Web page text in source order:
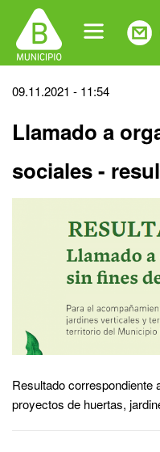
navigation
Back
top
09.11.2021 - 11:54
Llamado a
sociales -
Resultado correspondiente
proyectos de huertas,